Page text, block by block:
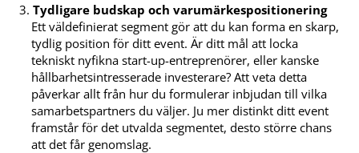
Tydligare budskap och varumärkespositionering
Ett väldefinierat segment gör att du kan forma en skarp,
tydlig position för ditt event. Är ditt mål att locka
tekniskt nyfikna start-up-entreprenörer, eller kanske
hållbarhetsintresserade investerare? Att veta detta
påverkar allt från hur du formulerar inbjudan till vilka
samarbetspartners du väljer. Ju mer distinkt ditt event
framstår för det utvalda segmentet, desto större chans
att det får genomslag.